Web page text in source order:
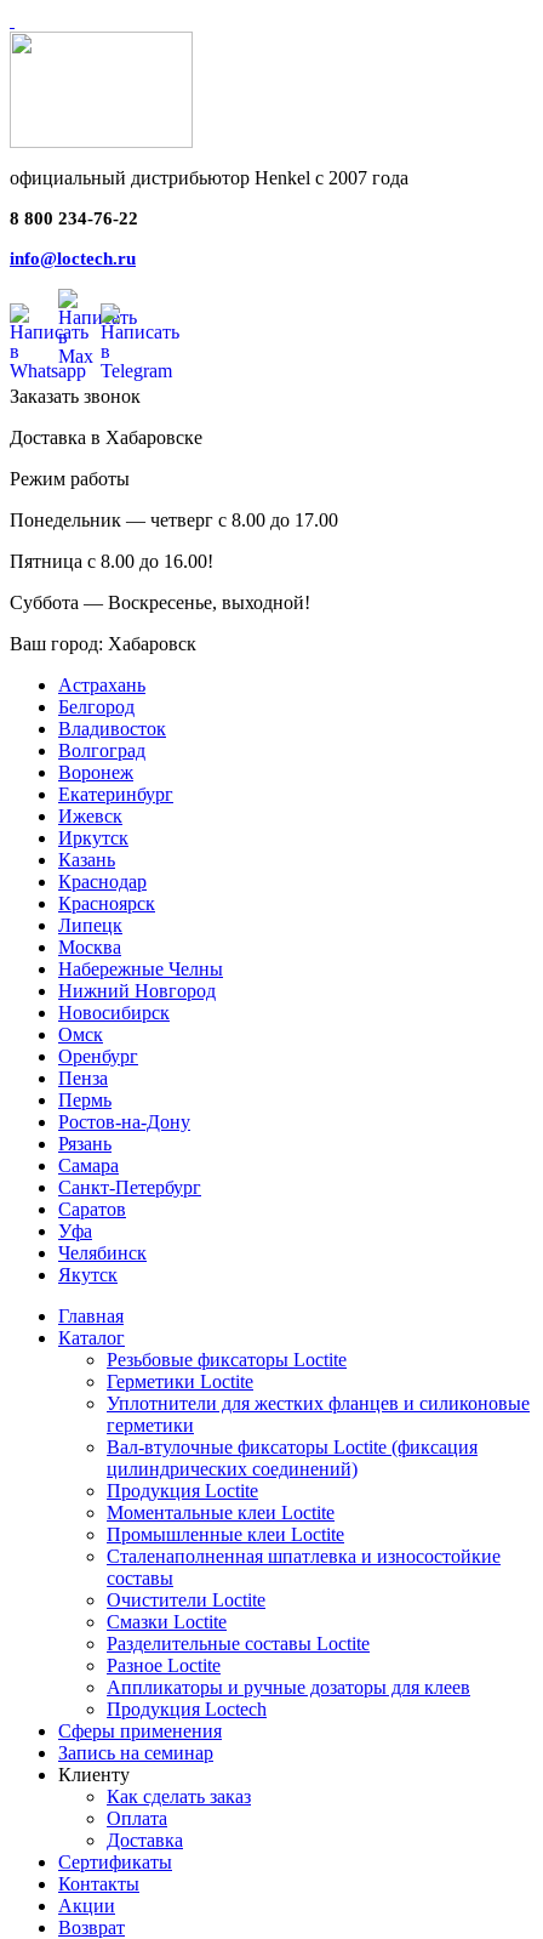
официальный дистрибьютор Henkel с 2007 года
8 800 234-76-22
info@loctech.ru
Заказать звонок
Доставка в Хабаровске
Режим работы
Понедельник — четверг с 8.00 до 17.00
Пятница с 8.00 до 16.00!
Суббота — Воскресенье, выходной!
Ваш город: Хабаровск
Астрахань
Белгород
Владивосток
Волгоград
Воронеж
Екатеринбург
Ижевск
Иркутск
Казань
Краснодар
Красноярск
Липецк
Москва
Набережные Челны
Нижний Новгород
Новосибирск
Омск
Оренбург
Пенза
Пермь
Ростов-на-Дону
Рязань
Самара
Санкт-Петербург
Саратов
Уфа
Челябинск
Якутск
Главная
Каталог
Резьбовые фиксаторы Loctite
Герметики Loctite
Уплотнители для жестких фланцев и силиконовые
герметики
Вал-втулочные фиксаторы Loctite (фиксация
цилиндрических соединений)
Продукция Loctite
Моментальные клеи Loctite
Промышленные клеи Loctite
Сталенаполненная шпатлевка и износостойкие
составы
Очистители Loctite
Смазки Loctite
Разделительные составы Loctite
Разное Loctite
Аппликаторы и ручные дозаторы для клеев
Продукция Loctech
Сферы применения
Запись на семинар
Клиенту
Как сделать заказ
Оплата
Доставка
Сертификаты
Контакты
Акции
Возврат